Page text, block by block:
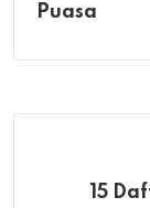
Puasa
15